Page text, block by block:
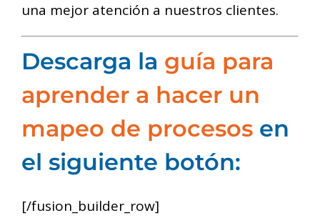
una mejor atención a nuestros clientes.
Descarga la guía para
aprender a hacer un
mapeo de procesos en
el siguiente botón:
[/fusion_builder_row]